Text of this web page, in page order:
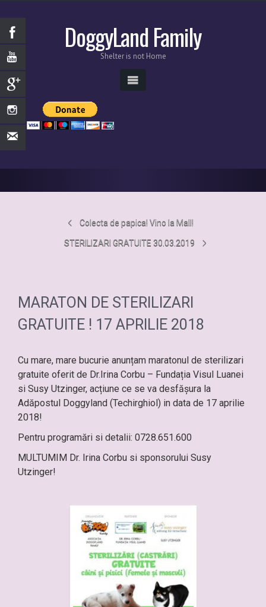
DoggyLand Family
Shelter is not Home
Colecta de papica! Vino la Mall!
STERILIZARI GRATUITE 30.03.2019
MARATON DE STERILIZARI
GRATUITE ! 17 APRILIE 2018
Cu mare, mare bucurie anunțam maratonul de sterilizari
gratuite oferit de Dr.Irina Corbu – Fundația Visul Luanei
si Susy Utzinger, acțiune ce se va desfășura la
Adăpostul Doggyland (Techirghiol) in data de 17 aprilie
2018!
Pentru programări si detalii: 0728.651.600
MULTUMIM Dr. Irina Corbu si sponsorului Susy
Utzinger!